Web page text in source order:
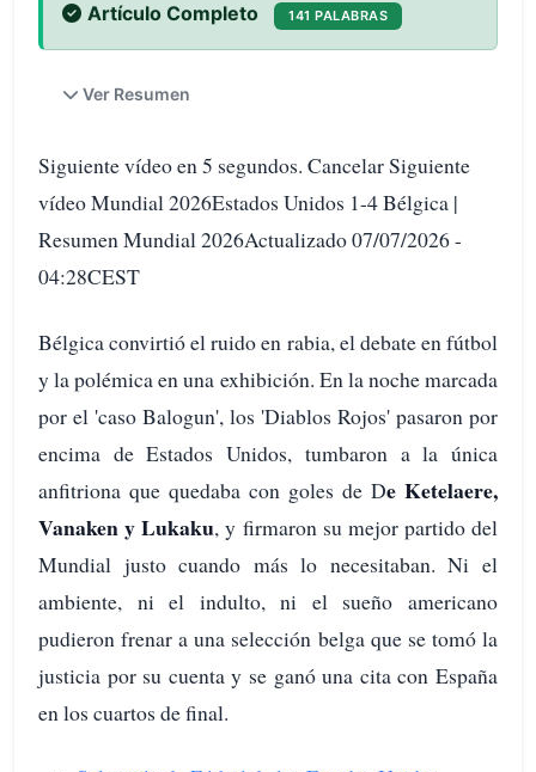
Artículo Completo 141 PALABRAS
Ver Resumen
Siguiente vídeo en 5 segundos. Cancelar Siguiente
vídeo Mundial 2026Estados Unidos 1-4 Bélgica |
Resumen Mundial 2026Actualizado 07/07/2026 -
04:28CEST
Bélgica convirtió el ruido en rabia, el debate en fútbol
y la polémica en una exhibición. En la noche marcada
por el 'caso Balogun', los 'Diablos Rojos' pasaron por
encima de Estados Unidos, tumbaron a la única
anfitriona que quedaba con goles de De Ketelaere,
Vanaken y Lukaku, y firmaron su mejor partido del
Mundial justo cuando más lo necesitaban. Ni el
ambiente, ni el indulto, ni el sueño americano
pudieron frenar a una selección belga que se tomó la
justicia por su cuenta y se ganó una cita con España
en los cuartos de final.